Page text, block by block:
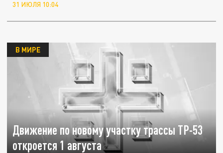
31 ИЮЛЯ 10:04
Движение по новому участку трассы ТР-53
откроется 1 августа
В МИРЕ